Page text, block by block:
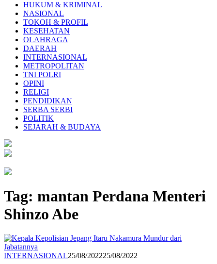
HUKUM & KRIMINAL
NASIONAL
TOKOH & PROFIL
KESEHATAN
OLAHRAGA
DAERAH
INTERNASIONAL
METROPOLITAN
TNI POLRI
OPINI
RELIGI
PENDIDIKAN
SERBA SERBI
POLITIK
SEJARAH & BUDAYA
Tag: mantan Perdana Menteri
Shinzo Abe
INTERNASIONALRedaksi
25/08/202225/08/2022